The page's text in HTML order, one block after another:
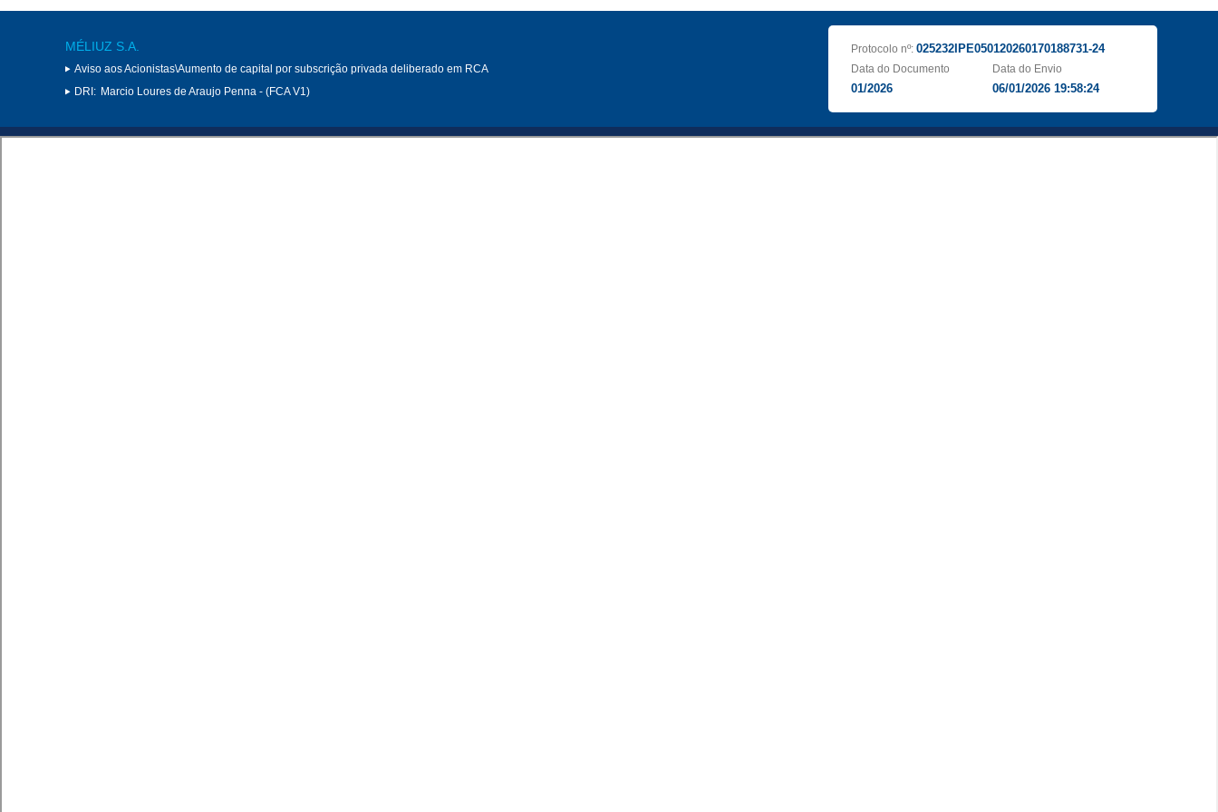
MÉLIUZ S.A.
Aviso aos Acionistas\Aumento de capital por subscrição privada deliberado em RCA
DRI: Marcio Loures de Araujo Penna - (FCA V1)
Protocolo nº: 025232IPE050120260170188731-24
Data do Documento
01/2026
Data do Envio
06/01/2026 19:58:24